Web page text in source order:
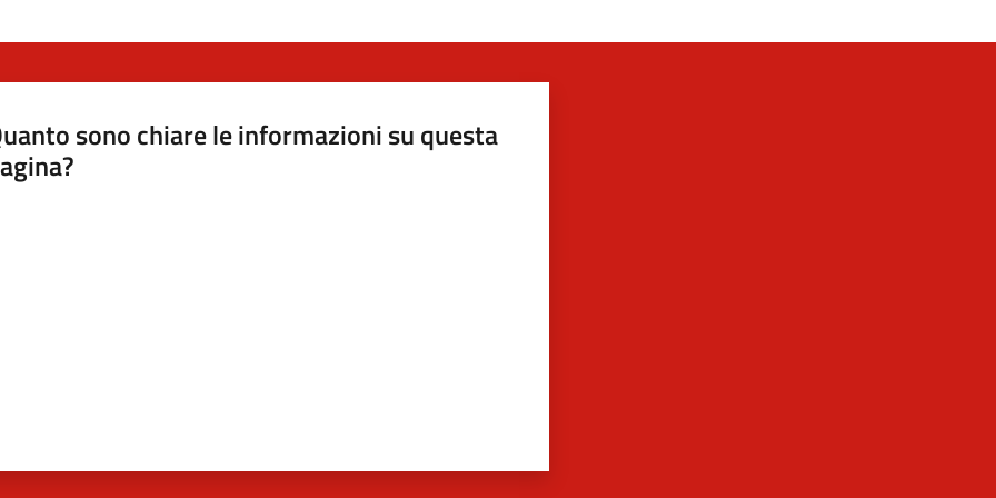
sono chiare le informazioni su questa